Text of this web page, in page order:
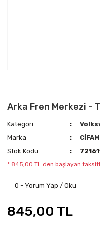
Arka Fren Merkezi -
Kategori
Marka
CİFAM
Stok Kodu
* 845,00 TL den başlayan
0 - Yorum Yap / Oku
845,00 TL